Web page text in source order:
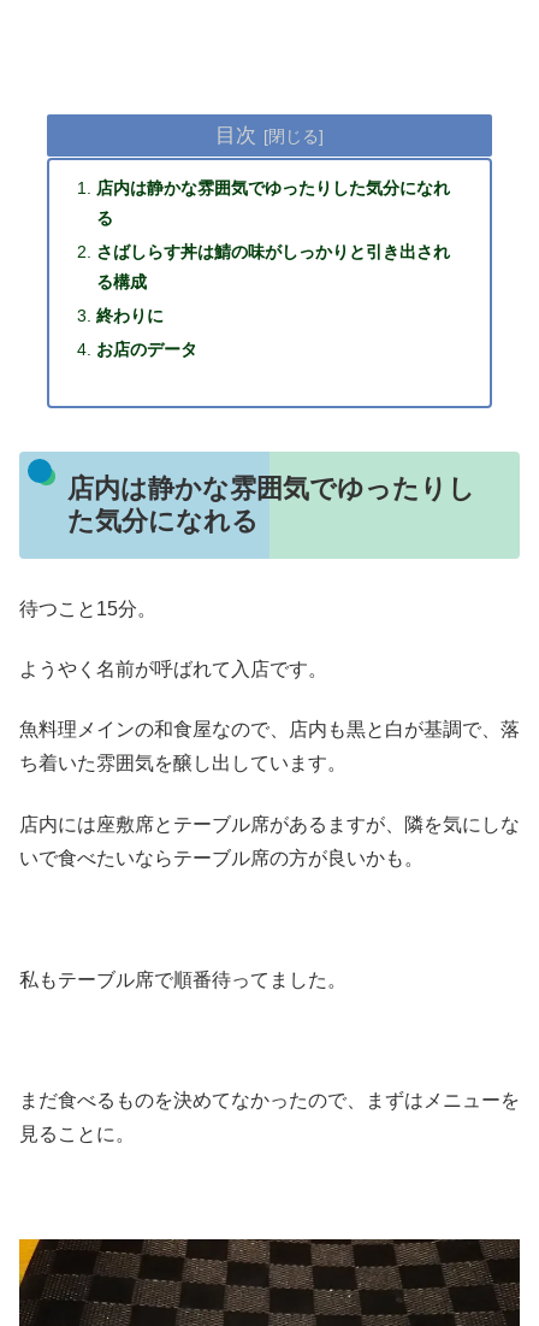
目次
店内は静かな雰囲気でゆったりした気分になれ
る
さばしらす丼は鯖の味がしっかりと引き出され
る構成
終わりに
お店のデータ
店内は静かな雰囲気でゆったりし
た気分になれる
待つこと15分。
ようやく名前が呼ばれて入店です。
魚料理メインの和食屋なので、店内も黒と白が基調で、落
ち着いた雰囲気を醸し出しています。
店内には座敷席とテーブル席があるますが、隣を気にしな
いで食べたいならテーブル席の方が良いかも。
私もテーブル席で順番待ってました。
まだ食べるものを決めてなかったので、まずはメニューを
見ることに。